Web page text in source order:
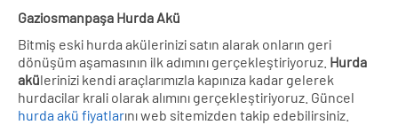
Gaziosmanpaşa Hurda Akü
Bitmiş eski hurda akülerinizi satın alarak onların geri
dönüşüm aşamasının ilk adımını gerçekleştiriyoruz. Hurda
akülerinizi kendi araçlarımızla kapınıza kadar gelerek
hurdacilar krali olarak alımını gerçekleştiriyoruz. Güncel
hurda akü fiyatlarını web sitemizden takip edebilirsiniz.